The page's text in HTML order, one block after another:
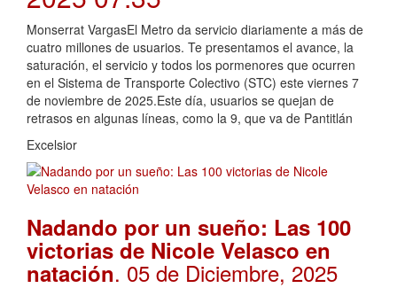
Monserrat VargasEl Metro da servicio diariamente a más de
cuatro millones de usuarios. Te presentamos el avance, la
saturación, el servicio y todos los pormenores que ocurren
en el Sistema de Transporte Colectivo (STC) este viernes 7
de noviembre de 2025.Este día, usuarios se quejan de
retrasos en algunas líneas, como la 9, que va de Pantitlán
Excelsior
Nadando por un sueño: Las 100
victorias de Nicole Velasco en
natación. 05 de Diciembre, 2025